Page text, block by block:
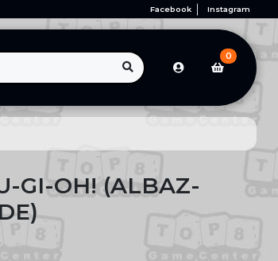
Facebook Instagram
0
GI-OH! (ALBAZ-